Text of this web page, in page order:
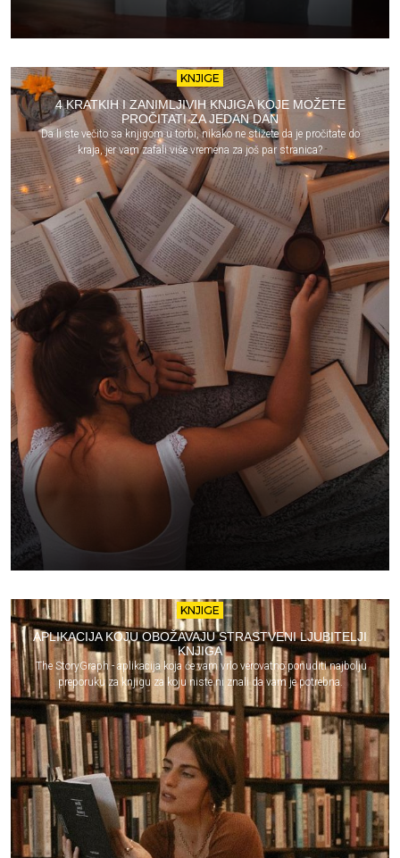
KNJIGE
4 KRATKIH I ZANIMLJIVIH KNJIGA KOJE MOŽETE
PROČITATI ZA JEDAN DAN
Da li ste večito sa knjigom u torbi, nikako ne stižete da je pročitate do
kraja, jer vam zafali više vremena za još par stranica?
KNJIGE
APLIKACIJA KOJU OBOŽAVAJU STRASTVENI LJUBITELJI
KNJIGA
The StoryGraph - aplikacija koja će vam vrlo verovatno ponuditi najbolju
preporuku za knjigu za koju niste ni znali da vam je potrebna.